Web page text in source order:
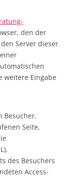
den der
Server dieser
weitere Eingabe
Besucher,
Seite,
des Besuchers
Access-